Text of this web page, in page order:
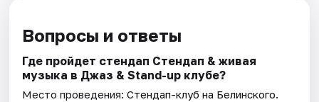
Вопросы и ответы
Где пройдет стендап Стендап & живая
музыка в Джаз & Stand-up клубе?
Место проведения:Стендап-клуб на Белинского.